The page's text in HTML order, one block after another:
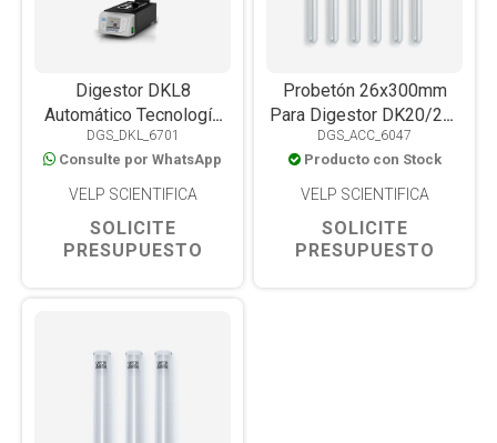
Digestor DKL8
Automático Tecnología
TEMS, 8 Muestras
DGS_DKL_6701
Consulte por WhatsApp
VELP SCIENTIFICA
SOLICITE
PRESUPUESTO
Probetón 26x300mm
Para Digestor DK20/26-
42/26 y DKL42/26
DGS_ACC_6047
Producto con Stock
VELP SCIENTIFICA
SOLICITE
PRESUPUESTO